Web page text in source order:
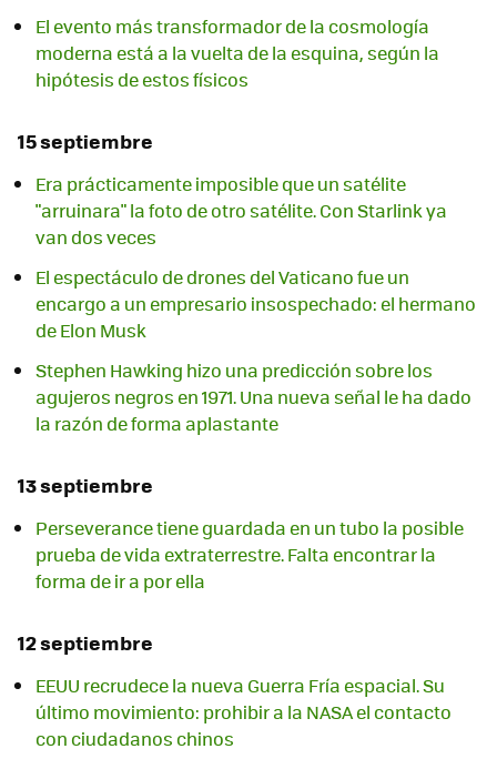
El evento más transformador de la cosmología
moderna está a la vuelta de la esquina, según la
hipótesis de estos físicos
15 septiembre
Era prácticamente imposible que un satélite
"arruinara" la foto de otro satélite. Con Starlink ya
van dos veces
El espectáculo de drones del Vaticano fue un
encargo a un empresario insospechado: el hermano
de Elon Musk
Stephen Hawking hizo una predicción sobre los
agujeros negros en 1971. Una nueva señal le ha dado
la razón de forma aplastante
13 septiembre
Perseverance tiene guardada en un tubo la posible
prueba de vida extraterrestre. Falta encontrar la
forma de ir a por ella
12 septiembre
EEUU recrudece la nueva Guerra Fría espacial. Su
último movimiento: prohibir a la NASA el contacto
con ciudadanos chinos